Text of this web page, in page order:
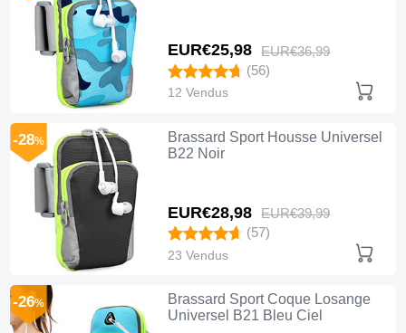
EUR€25,98 EUR€36,99
(56)
12 Vendus
Brassard Sport Housse Universel
B22 Noir
EUR€28,98 EUR€39,99
-28%
(57)
23 Vendus
Brassard Sport Coque Losange
Universel B21 Bleu Ciel
-26%